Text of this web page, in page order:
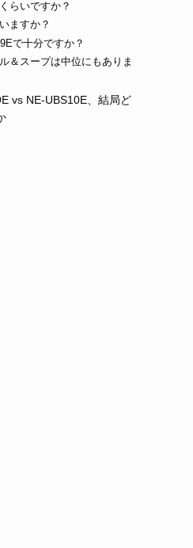
らいですか？
ますか？
で十分ですか？
＆スープは中位にもありま
vs NE-UBS10E、結局ど